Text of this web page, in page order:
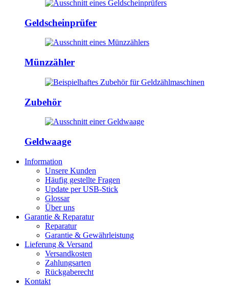
Geldscheinprüfer
Münzzähler
Zubehör
Geldwaage
Information
Unsere Kunden
Häufig gestellte Fragen
Update per USB-Stick
Glossar
Über uns
Garantie & Reparatur
Reparatur
Garantie & Gewährleistung
Lieferung & Versand
Versandkosten
Zahlungsarten
Rückgaberecht
Kontakt